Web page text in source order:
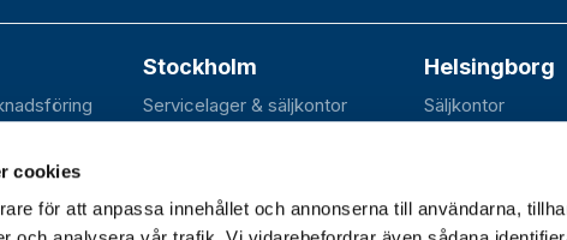
cookies
för att anpassa innehållet och annonserna till användarna,
Stockholm
Servicelager & säljkontor
Helsingborg
Säljkontor